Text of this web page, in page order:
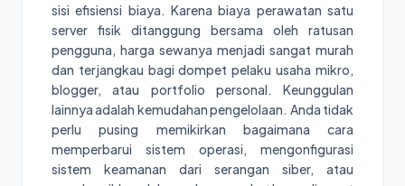
sisi efisiensi biaya. Karena biaya perawatan satu
server fisik ditanggung bersama oleh ratusan
pengguna, harga sewanya menjadi sangat murah
dan terjangkau bagi dompet pelaku usaha mikro,
blogger, atau portfolio personal. Keunggulan
lainnya adalah kemudahan pengelolaan. Anda tidak
perlu pusing memikirkan bagaimana cara
memperbarui sistem operasi, mengonfigurasi
sistem keamanan dari serangan siber, atau